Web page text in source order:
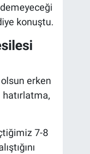
konuştu.
erken
7-8